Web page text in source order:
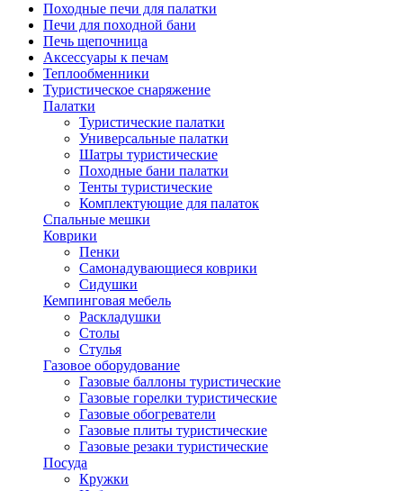
Походные печи для палатки
Печи для походной бани
Печь щепочница
Аксессуары к печам
Теплообменники
Туристическое снаряжение
Палатки
Туристические палатки
Универсальные палатки
Шатры туристические
Походные бани палатки
Тенты туристические
Комплектующие для палаток
Спальные мешки
Коврики
Пенки
Самонадувающиеся коврики
Сидушки
Кемпинговая мебель
Раскладушки
Столы
Стулья
Газовое оборудование
Газовые баллоны туристические
Газовые горелки туристические
Газовые обогреватели
Газовые плиты туристические
Газовые резаки туристические
Посуда
Кружки